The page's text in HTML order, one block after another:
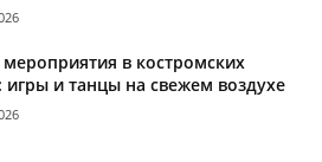
в костромских
игры и танцы на свежем воздухе